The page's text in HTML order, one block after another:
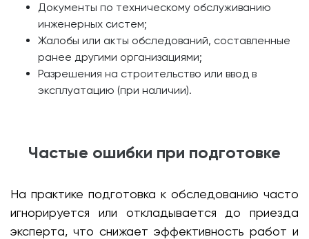
Документы по техническому обслуживанию
инженерных систем;
Жалобы или акты обследований, составленные
ранее другими организациями;
Разрешения на строительство или ввод в
эксплуатацию (при наличии).
Частые ошибки при подготовке
На практике подготовка к обследованию часто
игнорируется или откладывается до приезда
эксперта, что снижает эффективность работ и